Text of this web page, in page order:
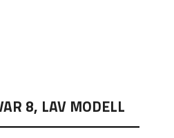
8, LAV MODELL